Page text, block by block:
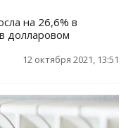
на 26,6% в
долларовом
12 октября 2021, 13:51